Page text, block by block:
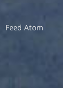
Feed Atom